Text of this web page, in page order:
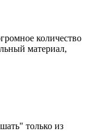
количество
материал,
только из